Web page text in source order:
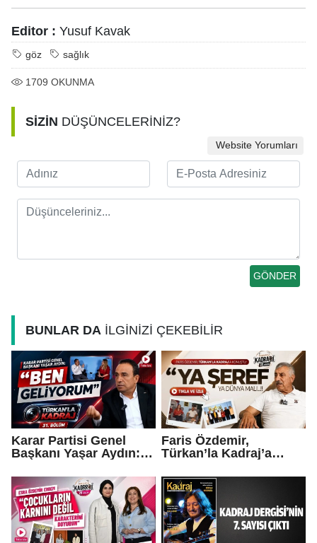
Editor : Yusuf Kavak
göz sağlık
1709 OKUNMA
SİZİN DÜŞÜNCELERİNİZ?
Website Yorumları
BUNLAR DA İLGİNİZİ ÇEKEBİLİR
Karar Partisi Genel
Başkanı Yaşar Aydın:
Faris Özdemir,
Türkan’la Kadraj’a
dünya malı..."